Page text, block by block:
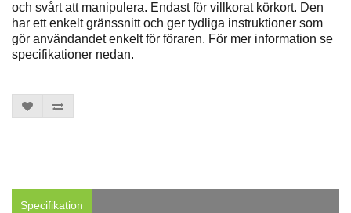
och svårt att manipulera. Endast för villkorat körkort. Den
har ett enkelt gränssnitt och ger tydliga instruktioner som
gör användandet enkelt för föraren. För mer information se
specifikationer nedan.
Specifikation